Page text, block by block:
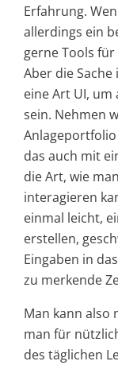
Erfahrung.
allerdings ein
gerne Tools
Aber die
eine Art UI,
sein. Nehmen
das auch mit
die Art, wie
interagieren
einmal leicht,
erstellen,
Eingaben in
zu merkende
Man kann also
man für
des täglichen